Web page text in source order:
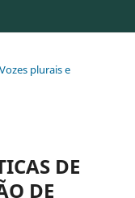
plurais e
DE
DE